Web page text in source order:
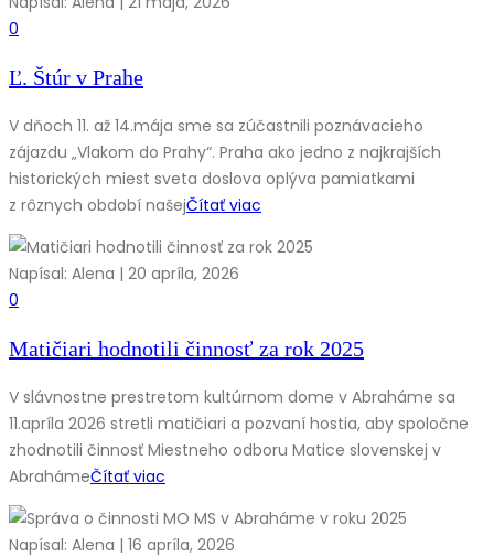
0
Ľ. Štúr v Prahe
V dňoch 11. až 14.mája sme sa zúčastnili poznávacieho
zájazdu „Vlakom do Prahy“. Praha ako jedno z najkrajších
historických miest sveta doslova oplýva pamiatkami
z rôznych období našejČítať viac
Napísal: Alena | 20 apríla, 2026
0
Matičiari hodnotili činnosť za rok 2025
V slávnostne prestretom kultúrnom dome v Abraháme sa
11.apríla 2026 stretli matičiari a pozvaní hostia, aby spoločne
zhodnotili činnosť Miestneho odboru Matice slovenskej v
AbrahámeČítať viac
Napísal: Alena | 16 apríla, 2026